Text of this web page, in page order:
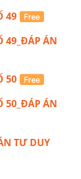
49
49_ĐÁP ÁN
50
50_ĐÁP ÁN
TƯ DUY